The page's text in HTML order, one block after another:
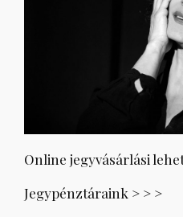
Online jegyvásárlási
Jegypénztáraink > > >